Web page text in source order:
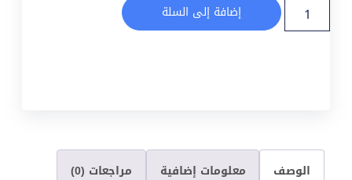
إضافة إلى السلة
الوصف معلومات إضافية مراجعات (0)